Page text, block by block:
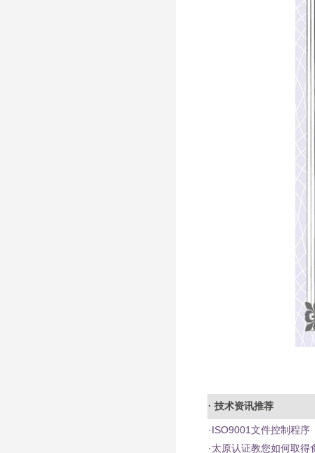
· 技术资讯推荐
·ISO9001文件控制程序
·太原认证教您如何取得